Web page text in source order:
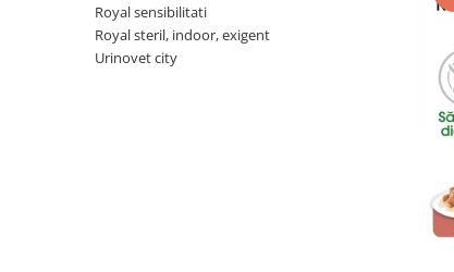
Sampoane si Balsamuri
Servetele Umede
Covorase absorbante
Custi transport - Pisici
Jucarii Pisici
Royal sensibilitati
Royal steril, indoor, exigent
Urinovet city